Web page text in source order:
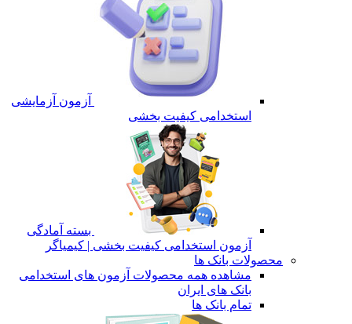
آزمون آزمایشی
استخدامی کیفیت بخشی
بسته آمادگی
آزمون استخدامی کیفیت بخشی | کیمیاگر
محصولات بانک ها
مشاهده همه محصولات آزمون های استخدامی
بانک های ایران
تمام بانک ها